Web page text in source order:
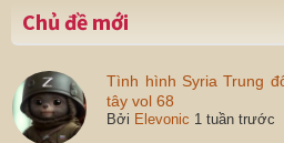
Chủ đề mới
Tình hình Syria Trung
tây vol 68
Bởi Elevonic 1 tuần trước